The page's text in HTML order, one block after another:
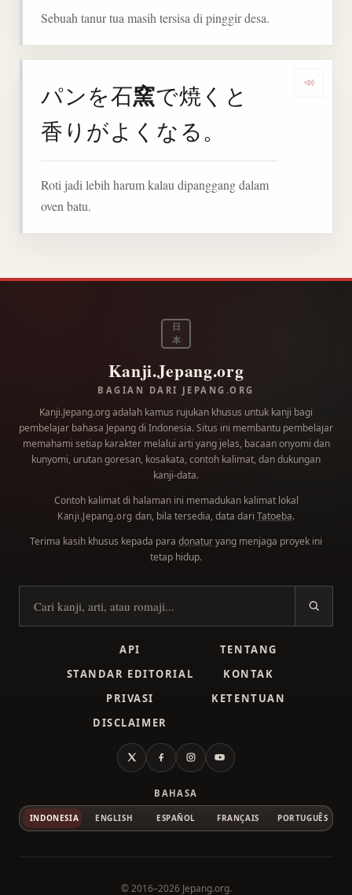
Sebuah tanur tua masih tersisa di pinggir desa.
パンを石窯で焼くと
香りがよくなる。
Roti jadi lebih harum kalau dipanggang dalam
oven batu.
日
本
Kanji.Jepang.org
BAGIAN DARI JEPANG.ORG
Kanji.Jepang.org adalah kamus rujukan khusus untuk kanji bagi
pembelajar bahasa Jepang di Indonesia. Situs ini membantu pembelajar
memahami setiap karakter melalui arti yang jelas, bacaan onyomi dan
kunyomi, urutan goresan, kosakata, contoh kalimat, dan dukungan
kanji-data.
Contoh kalimat di halaman ini memadukan kalimat lokal
Kanji.Jepang.org dan, bila tersedia, data dari Tatoeba.
Terima kasih khusus kepada para donaturyang menjaga proyek ini
tetap hidup.
Cari kanji
API
TENTANG
STANDAR EDITORIAL
KONTAK
PRIVASI
KETENTUAN
DISCLAIMER
X FacebookInstagramYouTube
BAHASA
INDONESIA ENGLISH ESPAÑOL FRANÇAIS PORTUGUÊS
© 2016–2026 Jepang.org.